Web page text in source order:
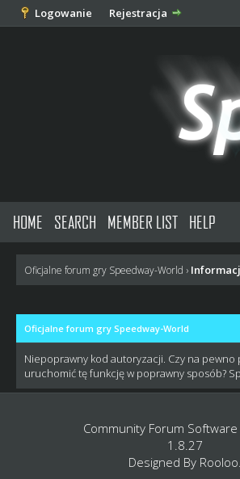
Logowanie Rejestracja
HOME SEARCH MEMBER LIST HELP
Oficjalne forum gry Speedway-World ›
Oficjalne forum gry Speedway-World
Niepoprawny kod autoryzacji. Czy na pewno
uruchomić tę funkcję w poprawny sposób?
Community Forum
1.8.27
Designed By Rooloo.